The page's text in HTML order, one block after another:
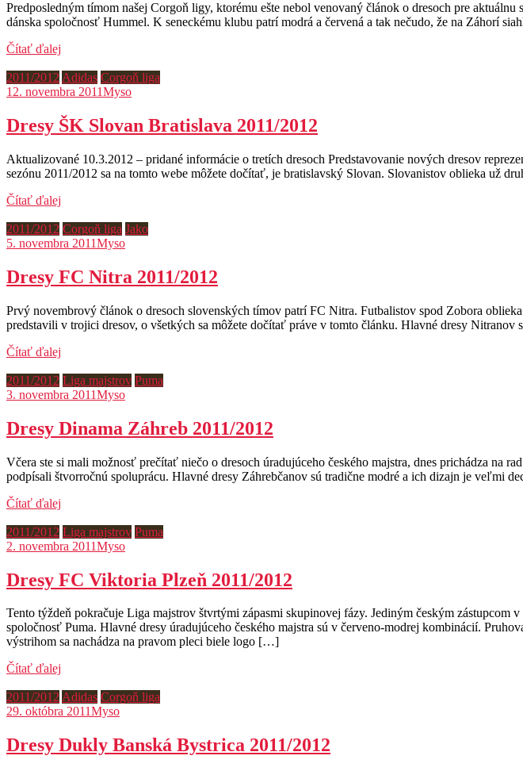
Predposledným tímom našej Corgoň ligy, ktorému ešte nebol venovaný článok o dresoch pre
dánska spoločnosť Hummel. K seneckému klubu patrí modrá a červená a tak nečudo, že na Záhorí
Čítať ďalej
2011/2012 Adidas Corgoň liga
12. novembra 2011Myso
Dresy ŠK Slovan Bratislava 2011/2012
Aktualizované 10.3.2012 – pridané informácie o tretích dresoch Predstavovanie nových dresov
sezónu 2011/2012 sa na tomto webe môžete dočítať, je bratislavský Slovan. Slovanistov oblieka už
Čítať ďalej
2011/2012 Corgoň liga Jako
5. novembra 2011Myso
Dresy FC Nitra 2011/2012
Prvý novembrový článok o dresoch slovenských tímov patrí FC Nitra. Futbalistov spod Zobora
predstavili v trojici dresov, o všetkých sa môžete dočítať práve v tomto článku. Hlavné dresy
Čítať ďalej
2011/2012 Liga majstrov Puma
3. novembra 2011Myso
Dresy Dinama Záhreb 2011/2012
Včera ste si mali možnosť prečítať niečo o dresoch úradujúceho českého majstra, dnes prichádza na
podpísali štvorročnú spoluprácu. Hlavné dresy Záhrebčanov sú tradične modré a ich dizajn je
Čítať ďalej
2011/2012 Liga majstrov Puma
2. novembra 2011Myso
Dresy FC Viktoria Plzeň 2011/2012
Tento týždeň pokračuje Liga majstrov štvrtými zápasmi skupinovej fázy. Jediným českým
spoločnosť Puma. Hlavné dresy úradujúceho českého majstra sú v červeno-modrej kombinácií.
výstrihom sa nachádza na pravom pleci biele logo […]
Čítať ďalej
2011/2012 Adidas Corgoň liga
29. októbra 2011Myso
Dresy Dukly Banská Bystrica 2011/2012